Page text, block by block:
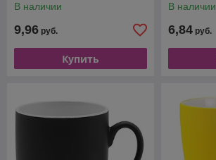
В наличии
9,96 руб.
Купить
В наличии
6,84 руб.